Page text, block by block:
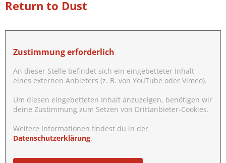
Return to Dust
Zustimmung erforderlich
An dieser Stelle befindet sich ein eingebetteter Inhalt
eines externen Anbieters (z. B. von YouTube oder Vimeo).
Um diesen eingebetteten Inhalt anzuzeigen, benötigen wir
deine Zustimmung zum Setzen von Drittanbieter-Cookies.
Weitere Informationen findest du in der
Datenschutzerklärung.